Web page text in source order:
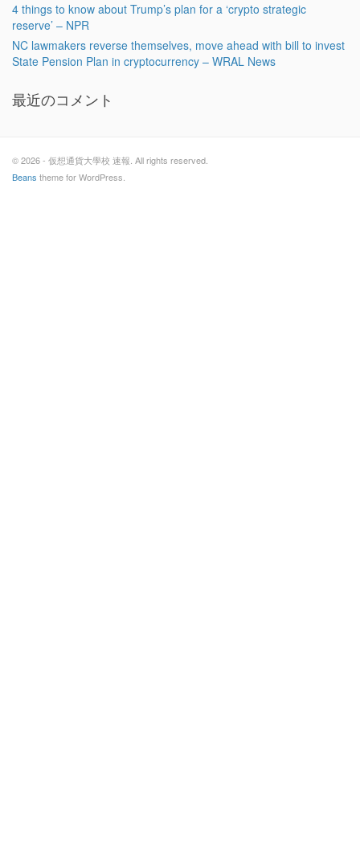
4 things to know about Trump’s plan for a ‘crypto strategic
reserve’ – NPR
NC lawmakers reverse themselves, move ahead with bill to invest
State Pension Plan in cryptocurrency – WRAL News
最近のコメント
© 2026 - 仮想通貨大學校 速報. All rights reserved.
Beans theme for WordPress.